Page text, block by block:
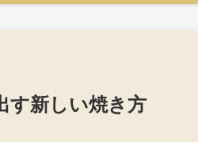
す新しい焼き方